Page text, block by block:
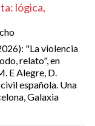
lógica,
"La violencia
relato", en
E Alegre, D.
española. Una
Galaxia